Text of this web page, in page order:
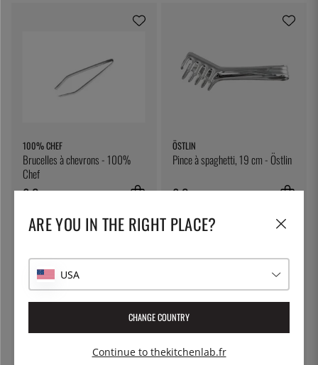
100% CHEF
Brucelles à chevrons - 100%
Chef
6 €
ÖSTLIN
Pince à spaghetti, 19 cm - Östlin
6 €
PATINA
ARE YOU IN THE RIGHT PLACE?
USA
CHANGE COUNTRY
Continue to thekitchenlab.fr